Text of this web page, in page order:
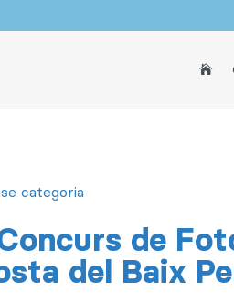

categoria
de
del Baix